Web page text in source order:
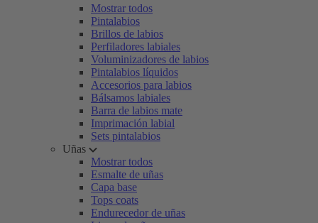
Mostrar todos
Pintalabios
Brillos de labios
Perfiladores labiales
Voluminizadores de labios
Pintalabios líquidos
Accesorios para labios
Bálsamos labiales
Barra de labios mate
Imprimación labial
Sets pintalabios
Uñas
Mostrar todos
Esmalte de uñas
Capa base
Tops coats
Endurecedor de uñas